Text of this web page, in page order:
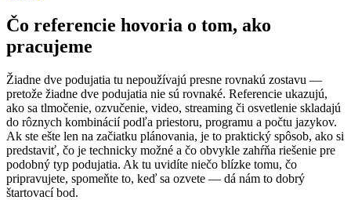
Čo referencie hovoria o tom, ako
pracujeme
Žiadne dve podujatia tu nepoužívajú presne rovnakú zostavu —
pretože žiadne dve podujatia nie sú rovnaké. Referencie ukazujú,
ako sa tlmočenie, ozvučenie, video, streaming či osvetlenie skladajú
do rôznych kombinácií podľa priestoru, programu a počtu jazykov.
Ak ste ešte len na začiatku plánovania, je to praktický spôsob, ako si
predstaviť, čo je technicky možné a čo obvykle zahŕňa riešenie pre
podobný typ podujatia. Ak tu uvidíte niečo blízke tomu, čo
pripravujete, spomeňte to, keď sa ozvete — dá nám to dobrý
štartovací bod.